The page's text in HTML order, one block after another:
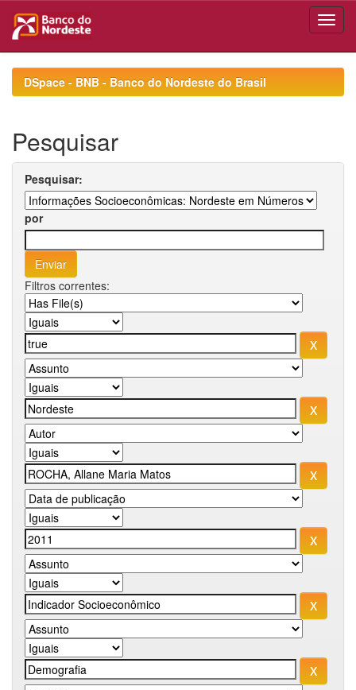
navigationDSpace - BNB - Banco do Nordeste do Brasil
Pesquisar
Pesquisar:
por
Filtros correntes: